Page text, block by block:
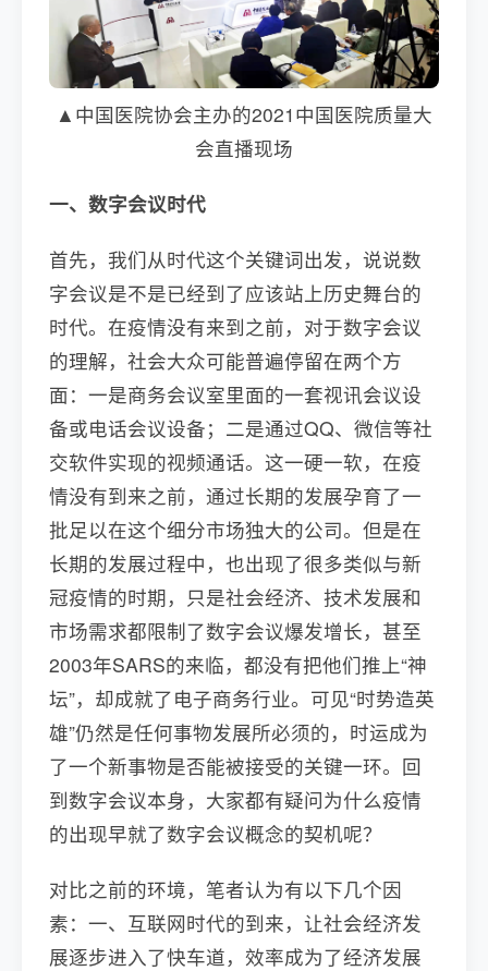
▲中国医院协会主办的2021中国医院质量大
会直播现场
一、数字会议时代
首先，我们从时代这个关键词出发，说说数
字会议是不是已经到了应该站上历史舞台的
时代。在疫情没有来到之前，对于数字会议
的理解，社会大众可能普遍停留在两个方
面：一是商务会议室里面的一套视讯会议设
备或电话会议设备；二是通过QQ、微信等社
交软件实现的视频通话。这一硬一软，在疫
情没有到来之前，通过长期的发展孕育了一
批足以在这个细分市场独大的公司。但是在
长期的发展过程中，也出现了很多类似与新
冠疫情的时期，只是社会经济、技术发展和
市场需求都限制了数字会议爆发增长，甚至
2003年SARS的来临，都没有把他们推上“神
坛”，却成就了电子商务行业。可见“时势造英
雄”仍然是任何事物发展所必须的，时运成为
了一个新事物是否能被接受的关键一环。回
到数字会议本身，大家都有疑问为什么疫情
的出现早就了数字会议概念的契机呢？
对比之前的环境，笔者认为有以下几个因
素：一、互联网时代的到来，让社会经济发
展逐步进入了快车道，效率成为了经济发展